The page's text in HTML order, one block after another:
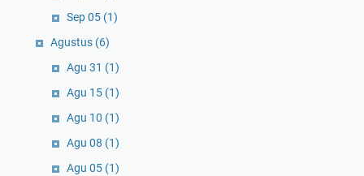
Sep 05 (1)
Agustus (6)
Agu 31 (1)
Agu 15 (1)
Agu 10 (1)
Agu 08 (1)
Agu 05 (1)